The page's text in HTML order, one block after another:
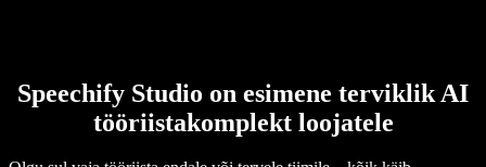
Speechify Studio on esimene terviklik AI
tööriistakomplekt loojatele